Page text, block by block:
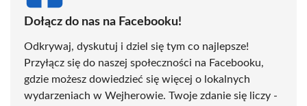
Dołącz do nas na Facebooku!
Odkrywaj, dyskutuj i dziel się tym co najlepsze!
Przyłącz się do naszej społeczności na Facebooku,
gdzie możesz dowiedzieć się więcej o lokalnych
wydarzeniach w Wejherowie. Twoje zdanie się liczy -